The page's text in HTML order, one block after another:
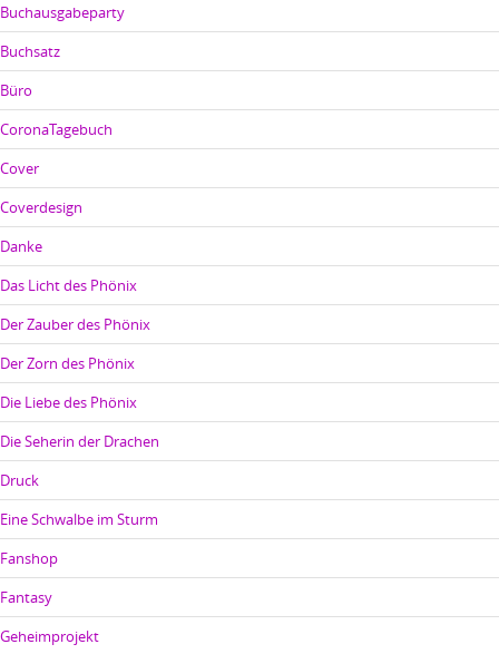
Buchausgabeparty
Buchsatz
Büro
CoronaTagebuch
Cover
Coverdesign
Danke
Das Licht des Phönix
Der Zauber des Phönix
Der Zorn des Phönix
Die Liebe des Phönix
Die Seherin der Drachen
Druck
Eine Schwalbe im Sturm
Fanshop
Fantasy
Geheimprojekt